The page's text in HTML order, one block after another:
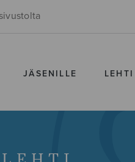
JÄSENILLE LEHTI